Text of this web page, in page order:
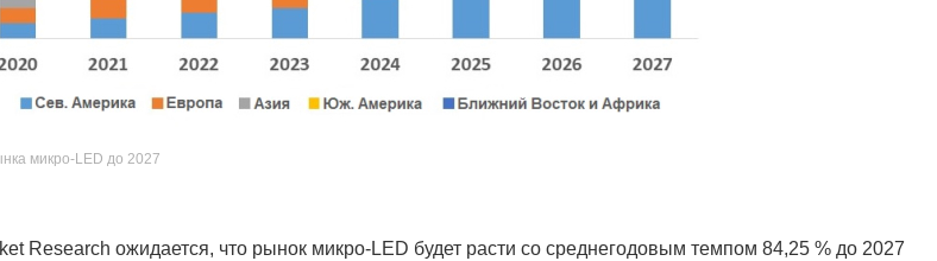
микро-LED до 2027
Research ожидается, что рынок микро-LED будет расти со среднегодовым темпом 84,25 % до 2027